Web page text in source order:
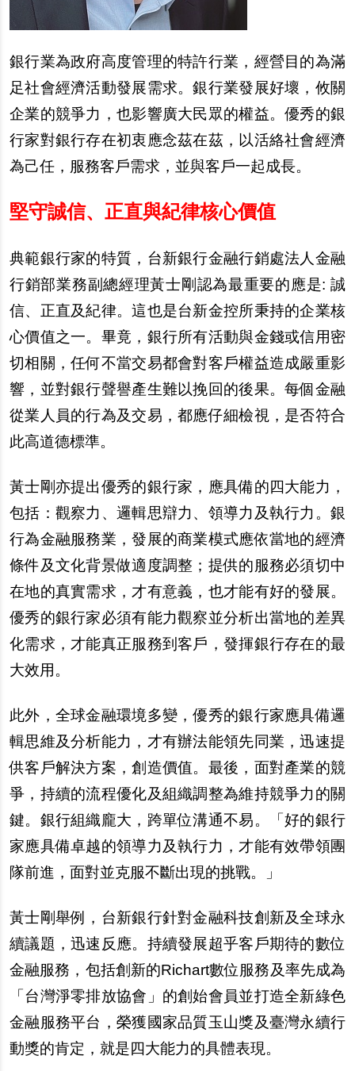
銀行業為政府高度管理的特許行業，經營目的為滿
足社會經濟活動發展需求。銀行業發展好壞，攸關
企業的競爭力，也影響廣大民眾的權益。優秀的銀
行家對銀行存在初衷應念茲在茲，以活絡社會經濟
為己任，服務客戶需求，並與客戶一起成長。
堅守誠信、正直與紀律核心價值
典範銀行家的特質，台新銀行金融行銷處法人金融
行銷部業務副總經理黃士剛認為最重要的應是: 誠
信、正直及紀律。這也是台新金控所秉持的企業核
心價值之一。畢竟，銀行所有活動與金錢或信用密
切相關，任何不當交易都會對客戶權益造成嚴重影
響，並對銀行聲譽產生難以挽回的後果。每個金融
從業人員的行為及交易，都應仔細檢視，是否符合
此高道德標準。
黃士剛亦提出優秀的銀行家，應具備的四大能力，
包括：觀察力、邏輯思辯力、領導力及執行力。銀
行為金融服務業，發展的商業模式應依當地的經濟
條件及文化背景做適度調整；提供的服務必須切中
在地的真實需求，才有意義，也才能有好的發展。
優秀的銀行家必須有能力觀察並分析出當地的差異
化需求，才能真正服務到客戶，發揮銀行存在的最
大效用。
此外，全球金融環境多變，優秀的銀行家應具備邏
輯思維及分析能力，才有辦法能領先同業，迅速提
供客戶解決方案，創造價值。最後，面對產業的競
爭，持續的流程優化及組織調整為維持競爭力的關
鍵。銀行組織龐大，跨單位溝通不易。「好的銀行
家應具備卓越的領導力及執行力，才能有效帶領團
隊前進，面對並克服不斷出現的挑戰。」
黃士剛舉例，台新銀行針對金融科技創新及全球永
續議題，迅速反應。持續發展超乎客戶期待的數位
金融服務，包括創新的Richart數位服務及率先成為
「台灣淨零排放協會」的創始會員並打造全新綠色
金融服務平台，榮獲國家品質玉山獎及臺灣永續行
動獎的肯定，就是四大能力的具體表現。